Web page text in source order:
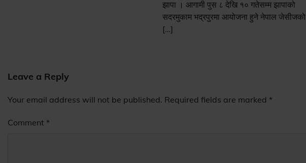
झापा । आगामी पुस ८ देखि १० गतेसम्म झापाको
सदरमुकाम भद्रपुरमा आयोजना हुने नेपाल जेसीजको
[…]
Leave a Reply
Your email address will not be published. Required fields are marked *
Comment *